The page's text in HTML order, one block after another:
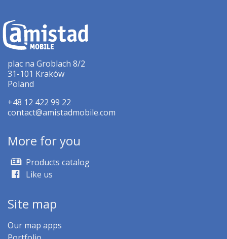
plac na Groblach 8/2
31-101 Kraków
Poland
+48 12 422 99 22
contact@amistadmobile.com
More for you
Products catalog
Like us
Site map
Our map apps